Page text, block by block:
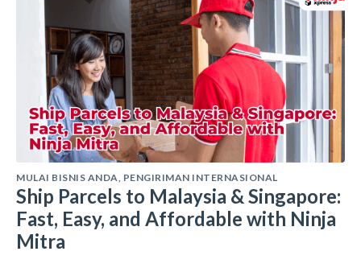
MULAI BISNIS ANDA, PENGIRIMAN INTERNASIONAL
Ship Parcels to Malaysia & Singapore:
Fast, Easy, and Affordable with Ninja
Mitra